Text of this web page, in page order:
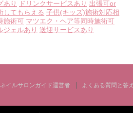
あり ドリンクサービスあり 出張可or
してもらえる 子供(キッズ)施術対応相
施術可 マツエク・ヘア等同時施術可
ジェルあり 送迎サービスあり
ネイルサロンガイド運営者 よくある質問と答え